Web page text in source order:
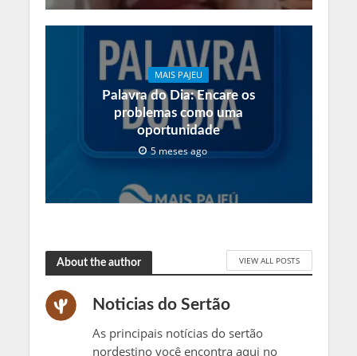
MAIS PAJEU
Palavra do Dia: Encare os
problemas como uma
oportunidade
5 meses ago
About the author VIEW ALL POSTS
Noticias do Sertão
As principais notícias do sertão
nordestino você encontra aqui no